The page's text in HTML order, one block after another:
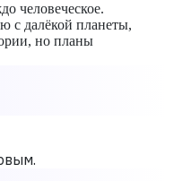
человеческое.
с далёкой планеты,
но планы